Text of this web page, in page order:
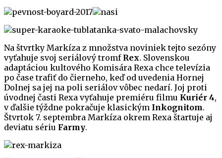
Na štvrtky Markíza z množstva noviniek tejto sezóny
vyťahuje svoj seriálový tromf Rex. Slovenskou
adaptáciou kultového Komisára Rexa chce televízia
po čase trafiť do čierneho, keď od uvedenia Hornej
Dolnej sa jej na poli seriálov vôbec nedarí. Joj proti
úvodnej časti Rexa vyťahuje premiéru filmu Kuriér 4,
v ďalšie týždne pokračuje klasickým Inkognitom.
Štvrtok 7. septembra Markíza okrem Rexa štartuje aj
deviatu sériu Farmy.